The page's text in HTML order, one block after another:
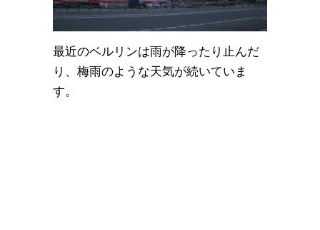
最近のベルリンは雨が降ったり止んだ
り、梅雨のような天気が続いていま
す。